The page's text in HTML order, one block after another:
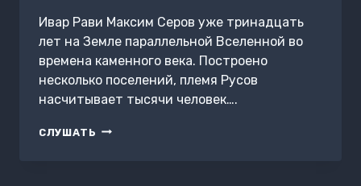
Ивар Рави Максим Серов уже тринадцать
лет на Земле параллельной Вселенной во
времена каменного века. Построено
несколько поселений, племя Русов
насчитывает тысячи человек….
СЛУШАТЬ ПРОМЕТЕЙ: